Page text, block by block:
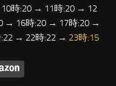
時:20 → 11時:20 → 12
→ 16時:20 → 17時:20 →
→ 22時:22 → 23時:15